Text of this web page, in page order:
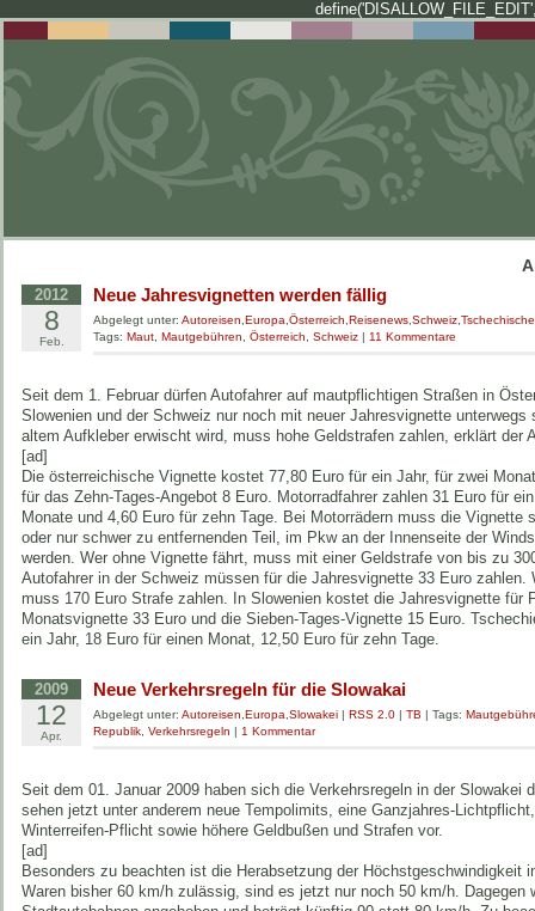
2012
8
Feb.
Neue Jahresvignetten werden fällig
Abgelegt unter: Autoreisen Europa Österreich Reisenews Schweiz
Tags: Maut Mautgebühren Österreich Schweiz | 11 Kommentare
Seit dem 1. Februar dürfen Autofahrer auf mautpflichtigen Straßen in
Slowenien und der Schweiz nur noch mit neuer Jahresvignette unterwegs
altem Aufkleber erwischt wird, muss hohe Geldstrafen zahlen, erklärt der
[ad]
Die österreichische Vignette kostet 77,80 Euro für ein Jahr, für zwei
für das Zehn-Tages-Angebot 8 Euro. Motorradfahrer zahlen 31 Euro für
Monate und 4,60 Euro für zehn Tage. Bei Motorrädern muss die Vignette
oder nur schwer zu entfernenden Teil, im Pkw an der Innenseite der
werden. Wer ohne Vignette fährt, muss mit einer Geldstrafe von bis zu
Autofahrer in der Schweiz müssen für die Jahresvignette 33 Euro zahlen.
muss 170 Euro Strafe zahlen. In Slowenien kostet die Jahresvignette für
Monatsvignette 33 Euro und die Sieben-Tages-Vignette 15 Euro.
ein Jahr, 18 Euro für einen Monat, 12,50 Euro für zehn Tage.
2009
12
Apr.
Neue Verkehrsregeln für die Slowakai
Abgelegt unter: Autoreisen Europa Slowakei | RSS 2.0 | TB | Tags:
Republik Verkehrsregeln | 1 Kommentar
Seit dem 01. Januar 2009 haben sich die Verkehrsregeln in der Slowakei
sehen jetzt unter anderem neue Tempolimits, eine Ganzjahres-
Winterreifen-Pflicht sowie höhere Geldbußen und Strafen vor.
[ad]
Besonders zu beachten ist die Herabsetzung der Höchstgeschwindigkeit
Waren bisher 60 km/h zulässig, sind es jetzt nur noch 50 km/h. Dagegen